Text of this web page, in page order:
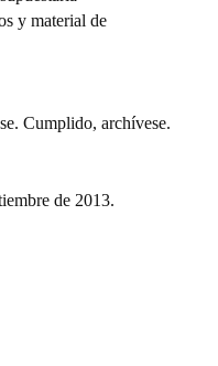
y material de
Cumplido, archívese.
de 2013.